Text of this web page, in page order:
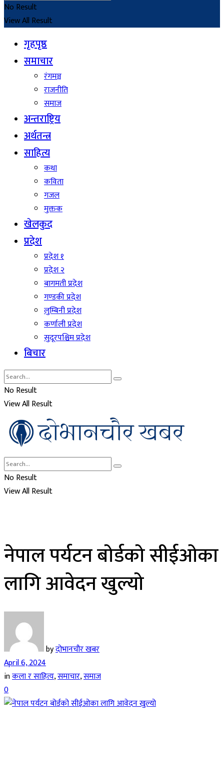
No Result
View All Result
गृहपृष्ठ
समाचार
रंगमञ्च
राजनीति
समाज
अन्तराष्ट्रिय
अर्थतन्त्र
साहित्य
कथा
कविता
गजल
मुक्तक
खेलकुद
प्रदेश
प्रदेश १
प्रदेश २
बागमती प्रदेश
गण्डकी प्रदेश
लुम्बिनी प्रदेश
कर्णाली प्रदेश
सुदूरपश्चिम प्रदेश
बिचार
No Result
View All Result
No Result
View All Result
नेपाल पर्यटन बोर्डको सीईओका
लागि आवेदन खुल्यो
byदोभानचौर खबर
April 6, 2024
inकला र साहित्य,समाचार,समाज
0